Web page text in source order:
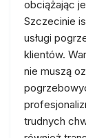
obciążając
Szczecinie
usługi
klientów.
nie muszą
trudnych